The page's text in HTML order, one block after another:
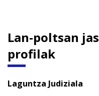
Lan-poltsan
profilak
Laguntza Judiziala